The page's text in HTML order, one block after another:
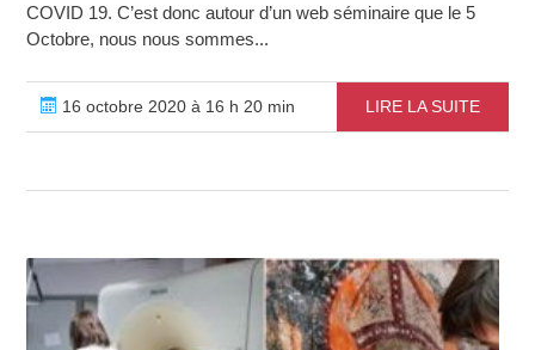
COVID 19. C’est donc autour d’un web séminaire que le 5
Octobre, nous nous sommes...
16 octobre 2020 à 16 h 20 min LIRE LA SUITE